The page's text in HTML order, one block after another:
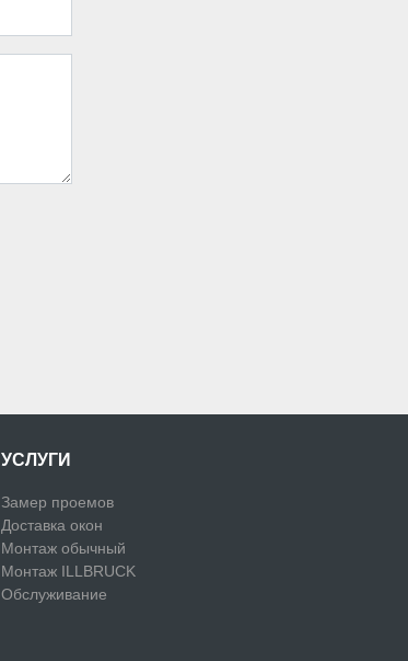
УСЛУГИ
Замер проемов
Доставка окон
Монтаж обычный
Монтаж ILLBRUCK
Обслуживание